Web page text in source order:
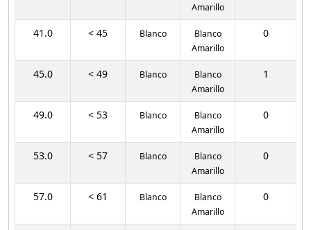
Amarillo
41.0 < 45 Blanco
Blanco
Amarillo
0
45.0 < 49 Blanco
Blanco
Amarillo
1
49.0 < 53 Blanco
Blanco
Amarillo
0
53.0 < 57 Blanco
Blanco
Amarillo
0
57.0 < 61 Blanco
Blanco
Amarillo
0